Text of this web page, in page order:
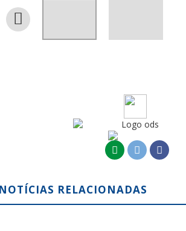
RELACIONADAS